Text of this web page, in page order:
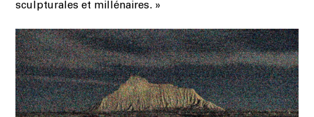
sculpturales et millénaires. »